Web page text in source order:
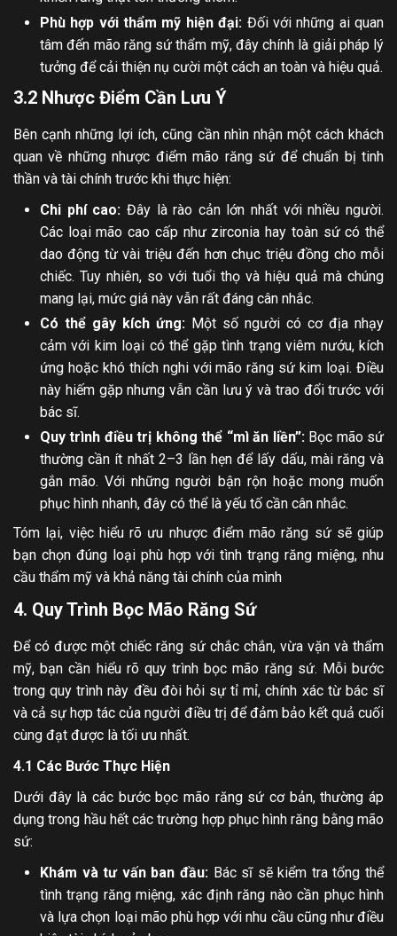
Phù hợp với thẩm mỹ hiện đại: Đối với những ai quan
tâm đến mão răng sứ thẩm mỹ, đây chính là giải pháp lý
tưởng để cải thiện nụ cười một cách an toàn và hiệu quả.
3.2 Nhược Điểm Cần Lưu Ý
Bên cạnh những lợi ích, cũng cần nhìn nhận một cách khách
quan về những nhược điểm mão răng sứ để chuẩn bị tinh
thần và tài chính trước khi thực hiện:
Chi phí cao: Đây là rào cản lớn nhất với nhiều người.
Các loại mão cao cấp như zirconia hay toàn sứ có thể
dao động từ vài triệu đến hơn chục triệu đồng cho mỗi
chiếc. Tuy nhiên, so với tuổi thọ và hiệu quả mà chúng
mang lại, mức giá này vẫn rất đáng cân nhắc.
Có thể gây kích ứng: Một số người có cơ địa nhạy
cảm với kim loại có thể gặp tình trạng viêm nướu, kích
ứng hoặc khó thích nghi với mão răng sứ kim loại. Điều
này hiếm gặp nhưng vẫn cần lưu ý và trao đổi trước với
bác sĩ.
Quy trình điều trị không thể “mì ăn liền”:Bọc mão sứ
thường cần ít nhất 2–3 lần hẹn để lấy dấu, mài răng và
gắn mão. Với những người bận rộn hoặc mong muốn
phục hình nhanh, đây có thể là yếu tố cần cân nhắc.
Tóm lại, việc hiểu rõ ưu nhược điểm mão răng sứ sẽ giúp
bạn chọn đúng loại phù hợp với tình trạng răng miệng, nhu
cầu thẩm mỹ và khả năng tài chính của mình
4. Quy Trình Bọc Mão Răng Sứ
Để có được một chiếc răng sứ chắc chắn, vừa vặn và thẩm
mỹ, bạn cần hiểu rõ quy trình bọc mão răng sứ. Mỗi bước
trong quy trình này đều đòi hỏi sự tỉ mỉ, chính xác từ bác sĩ
và cả sự hợp tác của người điều trị để đảm bảo kết quả cuối
cùng đạt được là tối ưu nhất.
4.1 Các Bước Thực Hiện
Dưới đây là các bước bọc mão răng sứ cơ bản, thường áp
dụng trong hầu hết các trường hợp phục hình răng bằng mão
sứ:
Khám và tư vấn ban đầu:Bác sĩ sẽ kiểm tra tổng thể
tình trạng răng miệng, xác định răng nào cần phục hình
và lựa chọn loại mão phù hợp với nhu cầu cũng như điều